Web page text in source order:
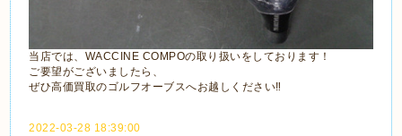
当店では、WACCINE COMPOの取り扱いをしております！
ご要望がございましたら、
ぜひ高価買取のゴルフオーブスへお越しください‼
2022-03-28 18:39:00